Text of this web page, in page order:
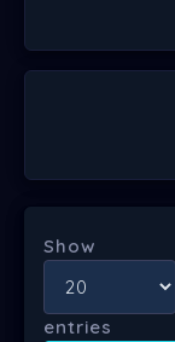
Show
entries